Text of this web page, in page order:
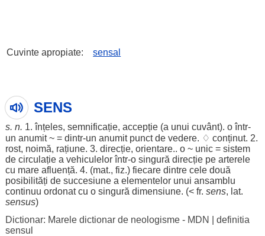
Cuvinte apropiate: sensal
SENS
s. n. 1. înțeles, semnificație, accepție(a unui cuvânt). o într-
un anumit ~ = dintr-un anumit punctde vedere. ♢ conținut. 2.
rost, noimă, rațiune. 3. direcție, orientare.. o ~ unic= sistem
de circulațiea vehiculelorîntr-o singură direcțiepe arterele
cu mare afluență. 4. (mat., fiz.) fiecare dintre celedouă
posibilități de succesiunea elementelorunui ansamblu
continuu ordonatcu o singură dimensiune. (< fr. sens, lat.
sensus)
Dictionar: Marele dictionar de neologisme - MDN
definitia
sensul